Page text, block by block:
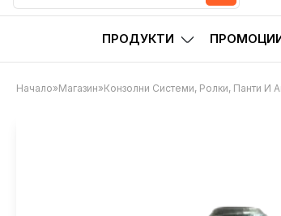
ПРОДУКТИ
Начало»Магазин»Конзолни Системи, Ролки, Панти И